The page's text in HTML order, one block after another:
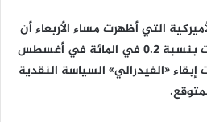
التي أظهرت مساء الأربعاء أن
طلبات السلع المعمرة ارتفعت بنسبة 0.2 في المائة في أغسطس
«الفيدرالي» السياسة النقدية